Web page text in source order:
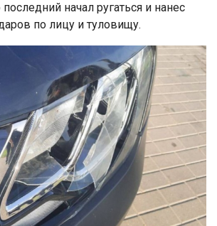
начал ругаться и нанес
по лицу и туловищу.